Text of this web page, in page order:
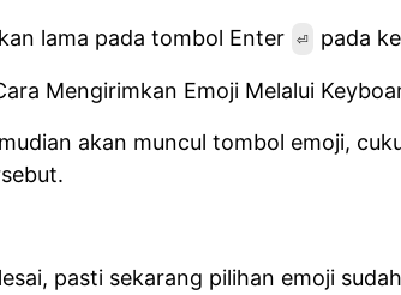
lama pada tombol Enter ⏎ pada
akan muncul tombol emoji,
pasti sekarang pilihan emoji